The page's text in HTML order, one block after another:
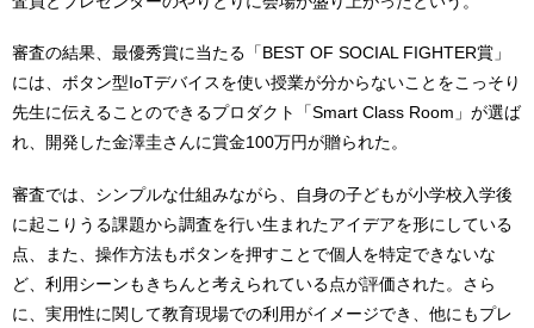
審査の結果、最優秀賞に当たる「BEST OF SOCIAL FIGHTER賞」
には、ボタン型IoTデバイスを使い授業が分からないことをこっそり
先生に伝えることのできるプロダクト「Smart Class Room」が選ば
れ、開発した金澤圭さんに賞金100万円が贈られた。
審査では、シンプルな仕組みながら、自身の子どもが小学校入学後
に起こりうる課題から調査を行い生まれたアイデアを形にしている
点、また、操作方法もボタンを押すことで個人を特定できないな
ど、利用シーンもきちんと考えられている点が評価された。さら
に、実用性に関して教育現場での利用がイメージでき、他にもプレ